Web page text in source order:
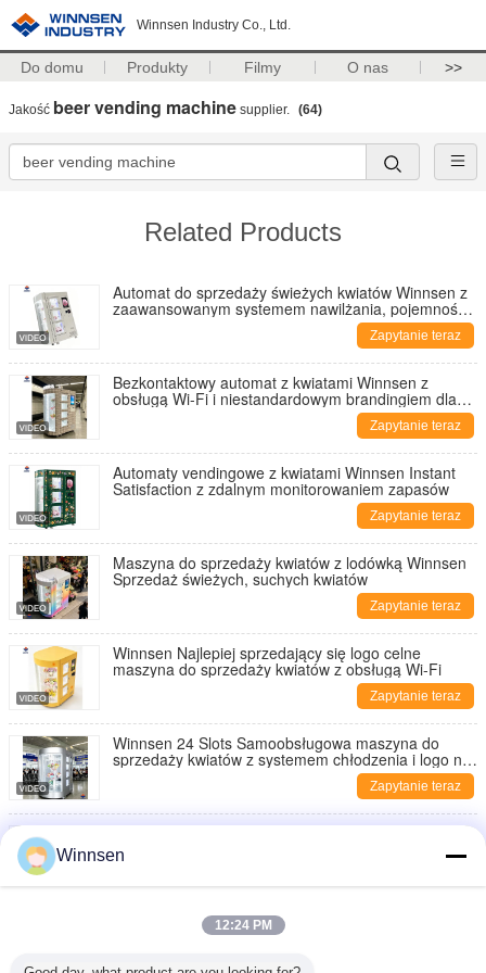
Winnsen Industry Co., Ltd.
Do domu Produkty Filmy O nas >>
Jakość beer vending machine supplier. (64)
Related Products
Automat do sprzedaży świeżych kwiatów Winnsen z
zaawansowanym systemem nawilżania, pojemnością
24 bukietów i ekranem dotykowym LCD 19 cali
Zapytanie teraz
Bezkontaktowy automat z kwiatami Winnsen z
obsługą Wi-Fi i niestandardowym brandingiem dla
Zapytanie teraz
Automaty vendingowe z kwiatami Winnsen Instant
Satisfaction z zdalnym monitorowaniem zapasów
Zapytanie teraz
Maszyna do sprzedaży kwiatów z lodówką Winnsen
Sprzedaż świeżych, suchych kwiatów
Zapytanie teraz
Winnsen Najlepiej sprzedający się logo celne
maszyna do sprzedaży kwiatów z obsługą Wi-Fi
Zapytanie teraz
Winnsen 24 Slots Samoobsługowa maszyna do
sprzedaży kwiatów z systemem chłodzenia i logo na
Zapytanie teraz
kwiatów z 19 cali LCD i systemem chłodzenia do
użytku na zewnątrz
10-drzwiowa komercyjna szafka sprzedająca kwiaty
Winnsen z chłodzeniem i integracją API
Winnsen
12:24 PM